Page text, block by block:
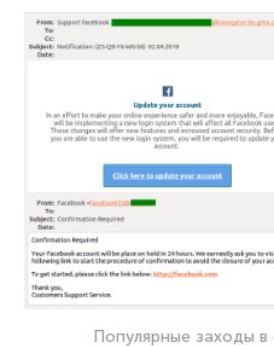
Популярные заходы